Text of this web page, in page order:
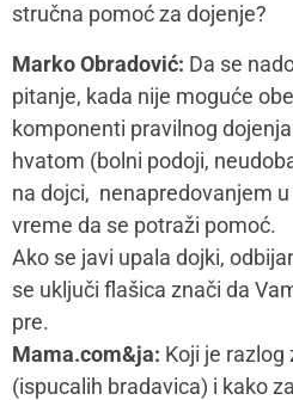
stručna pomoć za dojenje?
Marko Obradović: Da se
pitanje, kada nije moguće
komponenti pravilnog
hvatom (bolni podoji,
na dojci, nenapredovanjem
vreme da se potraži pomoć.
Ako se javi upala dojki,
se uključi flašica znači da
pre.
Mama.com&ja: Koji je razlog
(ispucalih bradavica) i kako